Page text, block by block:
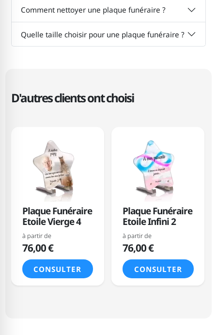
Comment nettoyer une plaque funéraire ?
Quelle taille choisir pour une plaque funéraire ?
D'autres clients ont choisi
Plaque Funéraire
Etoile Vierge 4
à partir de
76,00 €
CONSULTER
Plaque Funéraire
Etoile Infini 2
à partir de
76,00 €
CONSULTER